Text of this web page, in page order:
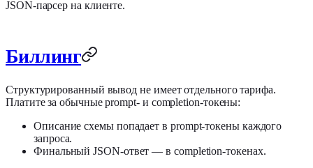
JSON-парсер на клиенте.
Биллинг
Структурированный вывод не имеет отдельного тарифа.
Платите за обычные prompt- и completion-токены:
Описание схемы попадает в prompt-токены каждого
запроса.
Финальный JSON-ответ — в completion-токенах.